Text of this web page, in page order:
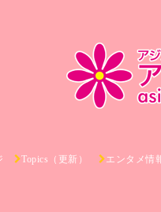
Topics（更新） エンタメ情